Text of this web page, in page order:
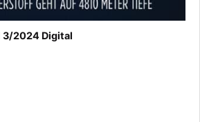
3/2024 Digital